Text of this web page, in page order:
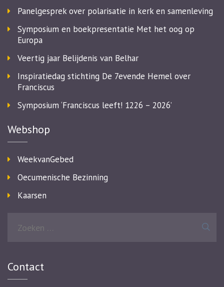
Panelgesprek over polarisatie in kerk en samenleving
Symposium en boekpresentatie Met het oog op
Europa
Veertig jaar Belijdenis van Belhar
Inspiratiedag stichting De 7evende Hemel over
Franciscus
Symposium ‘Franciscus leeft! 1226 – 2026’
Webshop
WeekvanGebed
Oecumenische Bezinning
Kaarsen
Contact